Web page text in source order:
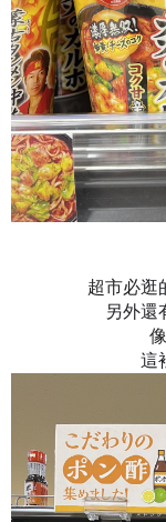
超市必逛
另外還
這